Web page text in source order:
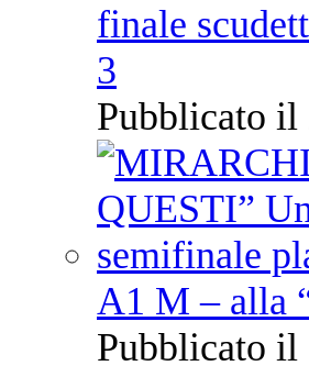
finale
3
Pubblicato il
A1 M – alla
Pubblicato il